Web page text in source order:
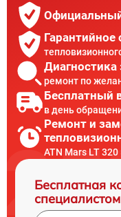
Диагностика
ремонт по
Бесплатный
в день
Ремонт и
ATN Mars LT
Бесплатная
специалистом